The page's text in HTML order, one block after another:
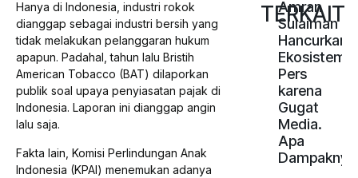
Hanya di Indonesia, industri rokok
dianggap sebagai industri bersih yang
tidak melakukan pelanggaran hukum
apapun. Padahal, tahun lalu Bristih
American Tobacco (BAT) dilaporkan
publik soal upaya penyiasatan pajak di
Indonesia. Laporan ini dianggap angin
lalu saja.
Fakta lain, Komisi Perlindungan Anak
Indonesia (KPAI) menemukan adanya
TERKAIT
Amran
Sulaiman
Hancurkan
Ekosistem
Pers
karena
Gugat
Media.
Apa